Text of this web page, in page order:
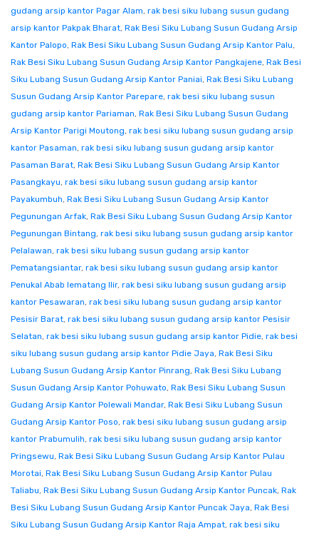
gudang arsip kantor Pagar Alam, rak besi siku lubang susun gudang
arsip kantor Pakpak Bharat, Rak Besi Siku Lubang Susun Gudang Arsip
Kantor Palopo, Rak Besi Siku Lubang Susun Gudang Arsip Kantor Palu,
Rak Besi Siku Lubang Susun Gudang Arsip Kantor Pangkajene, Rak Besi
Siku Lubang Susun Gudang Arsip Kantor Paniai, Rak Besi Siku Lubang
Susun Gudang Arsip Kantor Parepare, rak besi siku lubang susun
gudang arsip kantor Pariaman, Rak Besi Siku Lubang Susun Gudang
Arsip Kantor Parigi Moutong, rak besi siku lubang susun gudang arsip
kantor Pasaman, rak besi siku lubang susun gudang arsip kantor
Pasaman Barat, Rak Besi Siku Lubang Susun Gudang Arsip Kantor
Pasangkayu, rak besi siku lubang susun gudang arsip kantor
Payakumbuh, Rak Besi Siku Lubang Susun Gudang Arsip Kantor
Pegunungan Arfak, Rak Besi Siku Lubang Susun Gudang Arsip Kantor
Pegunungan Bintang, rak besi siku lubang susun gudang arsip kantor
Pelalawan, rak besi siku lubang susun gudang arsip kantor
Pematangsiantar, rak besi siku lubang susun gudang arsip kantor
Penukal Abab lematang Ilir, rak besi siku lubang susun gudang arsip
kantor Pesawaran, rak besi siku lubang susun gudang arsip kantor
Pesisir Barat, rak besi siku lubang susun gudang arsip kantor Pesisir
Selatan, rak besi siku lubang susun gudang arsip kantor Pidie, rak besi
siku lubang susun gudang arsip kantor Pidie Jaya, Rak Besi Siku
Lubang Susun Gudang Arsip Kantor Pinrang, Rak Besi Siku Lubang
Susun Gudang Arsip Kantor Pohuwato, Rak Besi Siku Lubang Susun
Gudang Arsip Kantor Polewali Mandar, Rak Besi Siku Lubang Susun
Gudang Arsip Kantor Poso, rak besi siku lubang susun gudang arsip
kantor Prabumulih, rak besi siku lubang susun gudang arsip kantor
Pringsewu, Rak Besi Siku Lubang Susun Gudang Arsip Kantor Pulau
Morotai, Rak Besi Siku Lubang Susun Gudang Arsip Kantor Pulau
Taliabu, Rak Besi Siku Lubang Susun Gudang Arsip Kantor Puncak, Rak
Besi Siku Lubang Susun Gudang Arsip Kantor Puncak Jaya, Rak Besi
Siku Lubang Susun Gudang Arsip Kantor Raja Ampat, rak besi siku